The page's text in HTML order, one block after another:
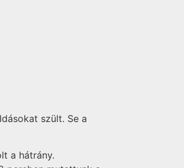
szült. Se a
a hátrány.